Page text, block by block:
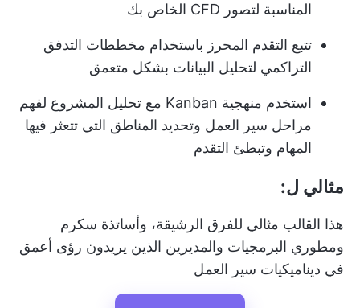
المناسبة لتصور CFD الخاص بك
تتبع التقدم المحرز باستخدام مخططات التدفق
التراكمي لتحليل البيانات بشكل متعمق
استخدم منهجية Kanban مع تحليل المشروع لفهم
مراحل سير العمل وتحديد المناطق التي تتعثر فيها
المهام وتبطئ التقدم
مثالي ل:
هذا القالب مثالي للفرق الرشيقة، وأساتذة سكرم
ومطوري البرمجيات والمديرين الذين يريدون رؤى أعمق
في ديناميكيات سير العمل